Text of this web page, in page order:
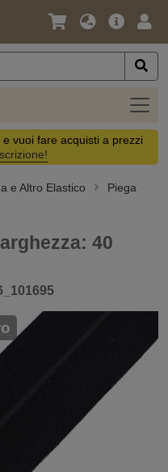
Lingua
Valuta
Offerta
vuoi fare acquisti a prezzi
e Altro Elastico
Piega
40